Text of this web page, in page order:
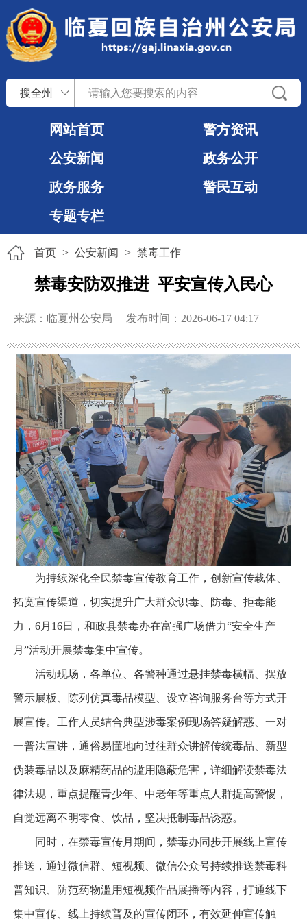
搜全州
网站首页
警方资讯
公安新闻
政务公开
政务服务
警民互动
专题专栏
首页 > 公安新闻 > 禁毒工作
禁毒安防双推进 平安宣传入民心
来源：临夏州公安局 发布时间：2026-06-17 04:17
为持续深化全民禁毒宣传教育工作，创新宣传载体、
拓宽宣传渠道，切实提升广大群众识毒、防毒、拒毒能
力，6月16日，和政县禁毒办在富强广场借力“安全生产
月”活动开展禁毒集中宣传。
活动现场，各单位、各警种通过悬挂禁毒横幅、摆放
警示展板、陈列仿真毒品模型、设立咨询服务台等方式开
展宣传。工作人员结合典型涉毒案例现场答疑解惑、一对
一普法宣讲，通俗易懂地向过往群众讲解传统毒品、新型
伪装毒品以及麻精药品的滥用隐蔽危害，详细解读禁毒法
律法规，重点提醒青少年、中老年等重点人群提高警惕，
自觉远离不明零食、饮品，坚决抵制毒品诱惑。
同时，在禁毒宣传月期间，禁毒办同步开展线上宣传
推送，通过微信群、短视频、微信公众号持续推送禁毒科
普知识、防范药物滥用短视频作品展播等内容，打通线下
集中宣传、线上持续普及的宣传闭环，有效延伸宣传触